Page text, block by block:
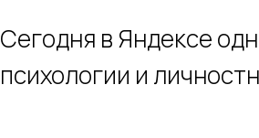
Сегодня в Яндексе
психологии и